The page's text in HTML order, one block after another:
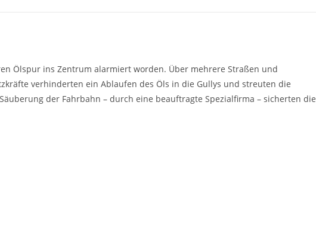
Ölspur ins Zentrum alarmiert worden. Über mehrere Straßen und
verhinderten ein Ablaufen des Öls in die Gullys und streuten die
der Fahrbahn – durch eine beauftragte Spezialfirma – sicherten die